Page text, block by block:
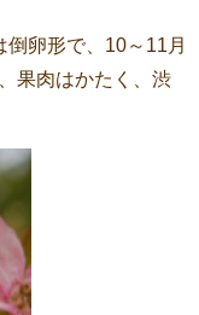
卵形で、10～11月
果肉はかたく、渋